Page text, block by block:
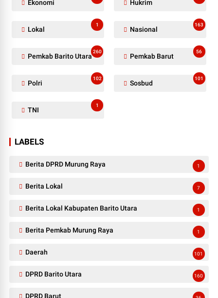
Ekonomi Hukrim
Lokal
1
Nasional
163
Pemkab Barito Utara
260
Pemkab Barut
56
Polri
102
Sosbud
101
TNI
1
LABELS
Berita DPRD Murung Raya 1
Berita Lokal 7
Berita Lokal Kabupaten Barito Utara 1
Berita Pemkab Murung Raya 1
Daerah 101
DPRD Barito Utara 160
DPRD Barut